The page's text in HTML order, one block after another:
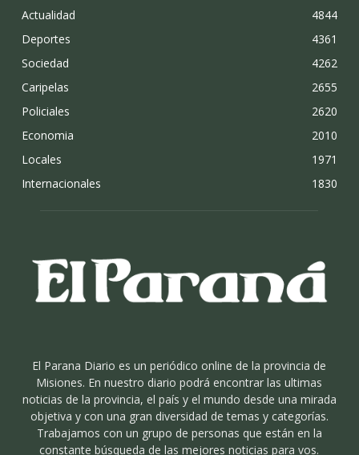
Actualidad
4844
Deportes
4361
Sociedad
4262
Caripelas
2655
Policiales
2620
Economia
2010
Locales
1971
Internacionales
1830
El Parana Diario es un periódico online de la provincia de
Misiones. En nuestro diario podrá encontrar las ultimas
noticias de la provincia, el país y el mundo desde una mirada
objetiva y con una gran diversidad de temas y categorías.
Trabajamos con un grupo de personas que están en la
constante búsqueda de las mejores noticias para vos.